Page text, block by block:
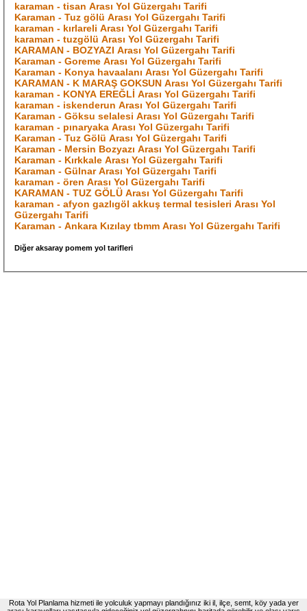
karaman - tisan Arası Yol Güzergahı Tarifi
Karaman - Tuz gölü Arası Yol Güzergahı Tarifi
karaman - kırlareli Arası Yol Güzergahı Tarifi
karaman - tuzgölü Arası Yol Güzergahı Tarifi
KARAMAN - BOZYAZI Arası Yol Güzergahı Tarifi
Karaman - Goreme Arası Yol Güzergahı Tarifi
Karaman - Konya havaalanı Arası Yol Güzergahı Tarifi
KARAMAN - K MARAŞ GOKSUN Arası Yol Güzergahı Tarifi
karaman - KONYA EREĞLİ Arası Yol Güzergahı Tarifi
karaman - iskenderun Arası Yol Güzergahı Tarifi
Karaman - Göksu selalesi Arası Yol Güzergahı Tarifi
karaman - pınaryaka Arası Yol Güzergahı Tarifi
Karaman - Tuz Gölü Arası Yol Güzergahı Tarifi
Karaman - Mersin Bozyazı Arası Yol Güzergahı Tarifi
Karaman - Kırkkale Arası Yol Güzergahı Tarifi
Karaman - Gülnar Arası Yol Güzergahı Tarifi
karaman - ören Arası Yol Güzergahı Tarifi
KARAMAN - TUZ GÖLÜ Arası Yol Güzergahı Tarifi
karaman - afyon gazlıgöl akkuş termal tesisleri Arası Yol
Güzergahı Tarifi
Karaman - Ankara Kızılay tbmm Arası Yol Güzergahı Tarifi
Diğer aksaray pomem yol tarifleri
Rota Yol Planlama hizmeti ile yolculuk yapmayı plandığınız iki il, ilçe, semt, köy yada yer